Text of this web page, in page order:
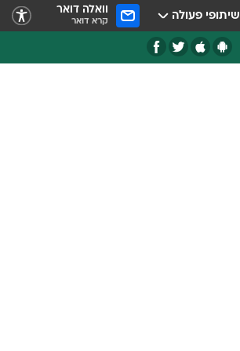
שיתופי פעולה וואלה דואר
קרא דואר